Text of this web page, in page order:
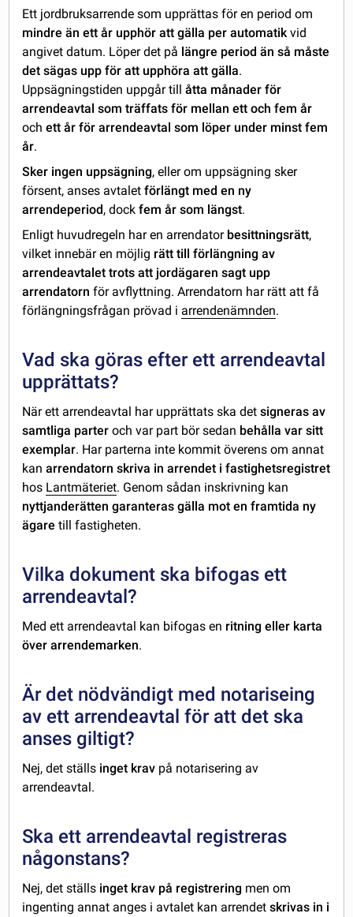
Ett jordbruksarrende som upprättas för en period om
mindre än ett år upphör att gälla per automatikvid
angivet datum. Löper det på längre period än så måste
det sägas upp för att upphöra att gälla.
Uppsägningstiden uppgår tillåtta månader för
arrendeavtal som träffats för mellan ett och fem år
ochett år för arrendeavtal som löper under minst fem
år.
Sker ingen uppsägning, eller om uppsägning sker
försent, anses avtaletförlängt med en ny
arrendeperiod, dockfem år som längst.
Enligt huvudregeln har en arrendator besittningsrätt,
vilket innebär en möjlig rätt till förlängning av
arrendeavtalet trots att jordägaren sagt upp
arrendatorn för avflyttning. Arrendatorn har rätt att få
förlängningsfrågan prövad i arrendenämnden.
Vad ska göras efter ett arrendeavtal
upprättats?
När ett arrendeavtal har upprättats ska detsigneras av
samtliga parteroch var part bör sedan behålla var sitt
exemplar. Har parterna inte kommit överens om annat
kanarrendatorn skriva in arrendet i fastighetsregistret
hos Lantmäteriet. Genom sådan inskrivning kan
nyttjanderätten garanteras gälla mot en framtida ny
ägare till fastigheten.
Vilka dokument ska bifogas ett
arrendeavtal?
Med ett arrendeavtal kan bifogas en ritning eller karta
över arrendemarken.
Är det nödvändigt med notariseing
av ett arrendeavtal för att det ska
anses giltigt?
Nej, det ställs inget krav på notarisering av
arrendeavtal.
Ska ett arrendeavtal registreras
någonstans?
Nej, det ställs inget krav på registrering men om
ingenting annat anges i avtalet kan arrendetskrivas in i